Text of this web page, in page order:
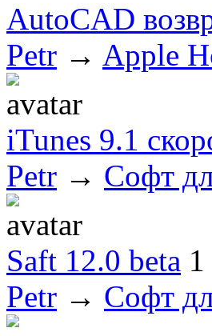
AutoCAD
Petr → Apple
iTunes 9.1
Petr → Софт
Saft 12.0 beta 1
Petr → Софт